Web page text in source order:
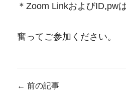
＊Zoom LinkおよびID,pw
奮ってご参加ください。
← 前の記事